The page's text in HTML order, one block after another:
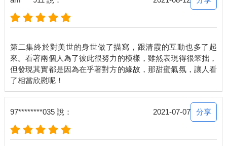
惶恐到讓人覺得有點可憐的她，慌慌張張地朝新低頭致歉。看著
這樣的一名女性啊」這種奇妙的、恍然大悟的感覺。
原來如此。孱弱到這種程度的話，確實有從旁守護的必要性。
──雖然她的個性果然陰暗到讓人有些厭煩就是。
「噢，請妳抬起頭吧。」
不管怎麼說，命運的齒輪已經開始轉動了。
第二集終於對美世的身世做了描寫，跟清霞的互動也多了起
來。看著兩個人為了彼此很努力的模樣，雖然表現得很笨拙，
但發現其實都是因為在乎著對方的緣故，那甜蜜氣氛，讓人看
97********035 說： 2021-07-07 分享